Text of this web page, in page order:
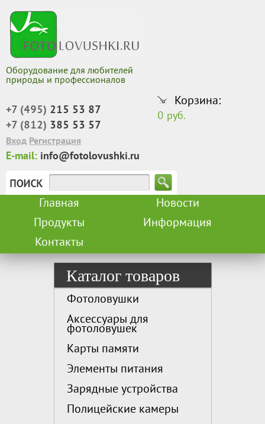
Оборудование для любителей
природы и профессионалов
+7 (495) 215 53 87
+7 (812) 385 53 57
Вход Регистрация
E-mail: info@fotolovushki.ru
Корзина:
0 руб.
Главная
Новости
Продукты
Информация
Контакты
Каталог товаров
Фотоловушки
Аксессуары для
фотоловушек
Карты памяти
Элементы питания
Зарядные устройства
Полицейские камеры